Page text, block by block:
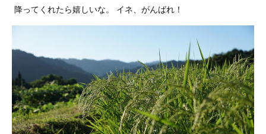
降ってくれたら嬉しいな。 イネ、がんばれ！